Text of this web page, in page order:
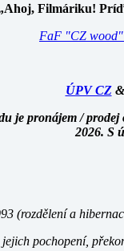
Filmáriku!
FaF "CZ wood"
ÚPV CZ &
pronájem /
2026. S
(rozdělení a
pochopení,